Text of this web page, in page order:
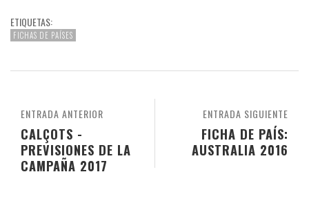
ETIQUETAS:
FICHAS DE PAÍSES
ENTRADA SIGUIENTE
FICHA DE PAÍS:
AUSTRALIA 2016
ENTRADA ANTERIOR
CALÇOTS -
PREVISIONES DE LA
CAMPAÑA 2017